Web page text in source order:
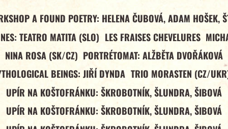
A FOUND POETRY: HELENA ČUBOVÁ, ADAM HOŠEK,
TEATRO MATITA (SLO) LES FRAISES CHEVELURES
NINA ROSA (SK/CZ) PORTRÉTOMAT: ALŽBĚTA DVOŘÁKOVÁ
BEINGS: JIŘÍ DYNDA TRIO MORASTEN (CZ/
UPÍR NA KOŠTOFRÁNKU: ŠKROBOTNÍK, ŠLUNDRA, ŠIBOVÁ
UPÍR NA KOŠTOFRÁNKU: ŠKROBOTNÍK, ŠLUNDRA, ŠIBOVÁ